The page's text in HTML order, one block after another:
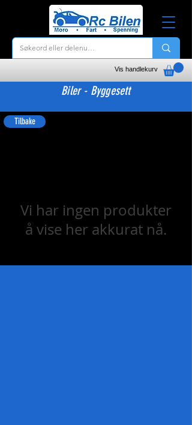
Vis handlekurv
Biler - Byggesett
Tilbake
Vi har ingen produkter
å vise her akkurat nå.